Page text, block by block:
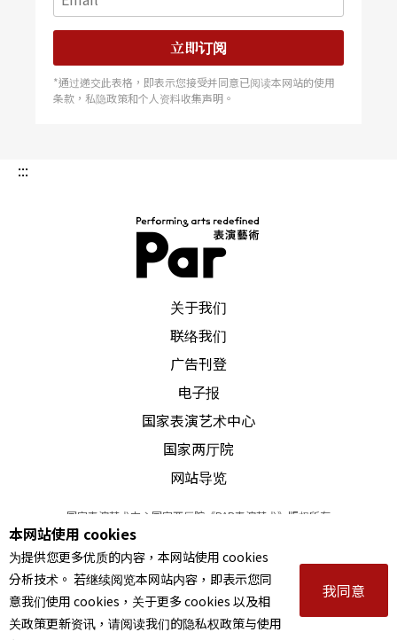
立即订阅
*通过递交此表格，即表示您接受并同意已阅读本网站的使用
条款，私隐政策和个人资料收集声明。
:::
关于我们
联络我们
广告刊登
电子报
国家表演艺术中心
国家两厅院
网站导览
国家表演艺术中心国家两厅院《PAR表演艺术》版权所有
© 2022Performing arts redefined. All Rights Reserved
统一编号 Tax Id number 00973926
本站所提供相关演出资讯，如有异动应以主办单位公告为准。
服务条款｜隐私权声明｜著作权声明
本网站使用 cookies
为提供您更多优质的内容，本网站使用 cookies
分析技术。 若继续阅览本网站内容，即表示您同
意我们使用 cookies，关于更多 cookies 以及相
关政策更新资讯，请阅读我们的隐私权政策与使用
我同意